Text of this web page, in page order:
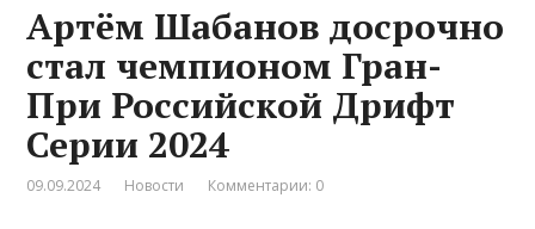
Артём Шабанов досрочно
стал чемпионом Гран-
При Российской Дрифт
Серии 2024
09.09.2024 Новости Комментарии: 0